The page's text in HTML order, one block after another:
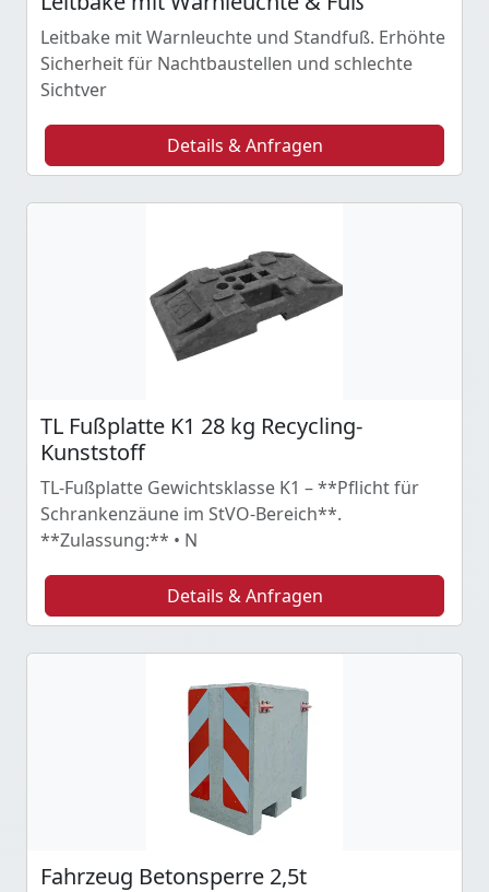
Leitbake mit Warnleuchte und Standfuß. Erhöhte
Sicherheit für Nachtbaustellen und schlechte
Sichtver
Details & Anfragen
TL Fußplatte K1 28 kg Recycling-
Kunststoff
TL-Fußplatte Gewichtsklasse K1 – **Pflicht für
Schrankenzäune im StVO-Bereich**.
**Zulassung:** • N
Details & Anfragen
Fahrzeug Betonsperre 2,5t